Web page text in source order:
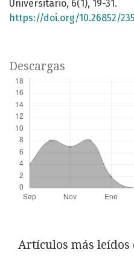
Universitario, 6(1), 19-31.
https://doi.org/10.26852/
Descargas
Artículos más